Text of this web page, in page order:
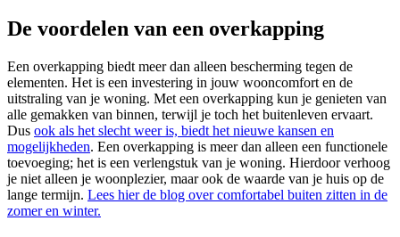
De voordelen van een overkapping
Een overkapping biedt meer dan alleen bescherming tegen de
elementen. Het is een investering in jouw wooncomfort en de
uitstraling van je woning. Met een overkapping kun je genieten van
alle gemakken van binnen, terwijl je toch het buitenleven ervaart.
Dus ook als het slecht weer is, biedt het nieuwe kansen en
mogelijkheden. Een overkapping is meer dan alleen een functionele
toevoeging; het is een verlengstuk van je woning. Hierdoor verhoog
je niet alleen je woonplezier, maar ook de waarde van je huis op de
lange termijn. Lees hier de blog over comfortabel buiten zitten in de
zomer en winter.